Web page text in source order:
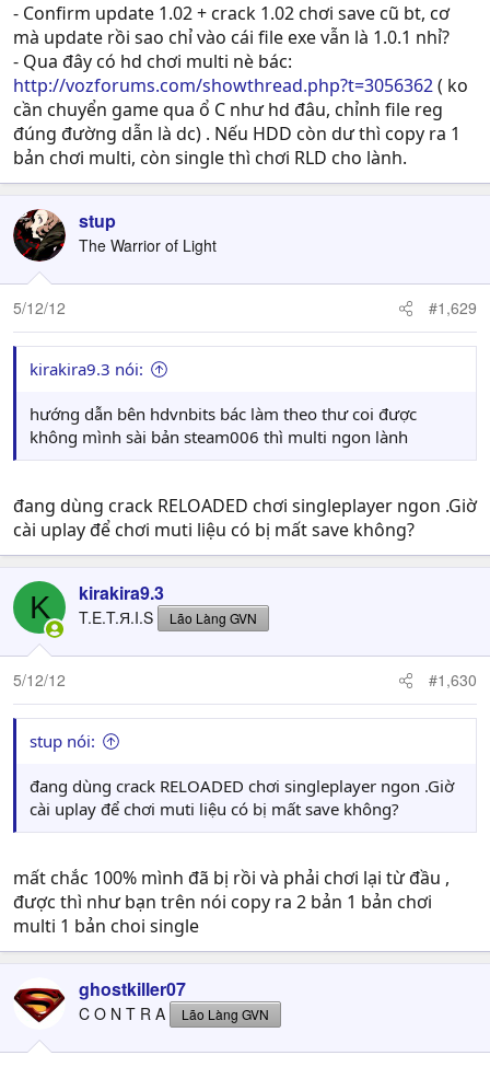
- Confirm update 1.02 + crack 1.02 chơi save cũ bt, cơ
mà update rồi sao chỉ vào cái file exe vẫn là 1.0.1 nhỉ?
- Qua đây có hd chơi multi nè bác:
http://vozforums.com/showthread.php?t=3056362( ko
cần chuyển game qua ổ C như hd đâu, chỉnh file reg
đúng đường dẫn là dc) . Nếu HDD còn dư thì copy ra 1
bản chơi multi, còn single thì chơi RLD cho lành.
stup
The Warrior of Light
5/12/12 #1,629
kirakira9.3 nói:
hướng dẫn bên hdvnbits bác làm theo thư coi được
không mình sài bản steam006 thì multi ngon lành
đang dùng crack RELOADED chơi singleplayer ngon .Giờ
cài uplay để chơi muti liệu có bị mất save không?
K kirakira9.3
T.E.T.Я.I.S Lão Làng GVN
5/12/12 #1,630
stup nói:
đang dùng crack RELOADED chơi singleplayer ngon .Giờ
cài uplay để chơi muti liệu có bị mất save không?
mất chắc 100% mình đã bị rồi và phải chơi lại từ đầu ,
được thì như bạn trên nói copy ra 2 bản 1 bản chơi
multi 1 bản choi single
ghostkiller07
C O N T R A Lão Làng GVN